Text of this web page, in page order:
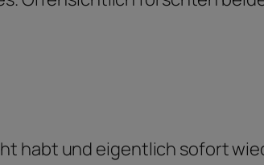
habt und eigentlich sofort